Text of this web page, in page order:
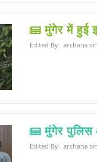
मुंगेर में हुई
Edited By: archana
मुंगेर पुलिस
Edited By: archana